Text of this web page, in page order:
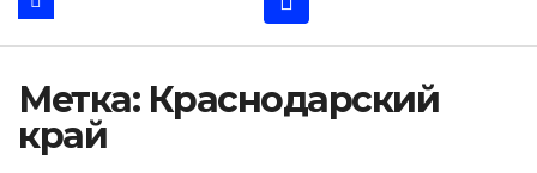
Метка: Краснодарский
край